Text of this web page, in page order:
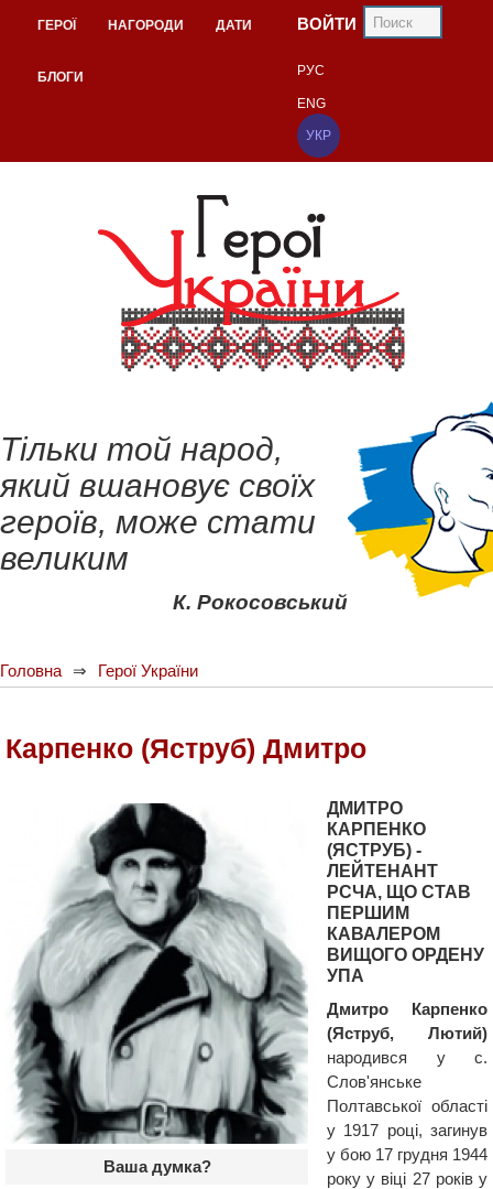
ГЕРОЇ НАГОРОДИ ДАТИ
БЛОГИ
ВОЙТИ
РУС
ENG
УКР
Тільки той народ,
який вшановує своїх
героїв, може стати
великим
К. Рокосовський
Головна Герої України
Карпенко (Яструб) Дмитро
Ваша думка?
ДМИТРО
КАРПЕНКО
(ЯСТРУБ) -
ЛЕЙТЕНАНТ
РСЧА, ЩО СТАВ
ПЕРШИМ
КАВАЛЕРОМ
ВИЩОГО ОРДЕНУ
УПА
Дмитро Карпенко
(Яструб, Лютий)
народився у с.
Слов'янське
Полтавської області
у 1917 році, загинув
у бою 17 грудня 1944
року у віці 27 років у